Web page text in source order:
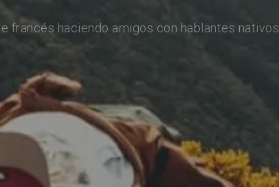
francés haciendo amigos con hablantes nativos